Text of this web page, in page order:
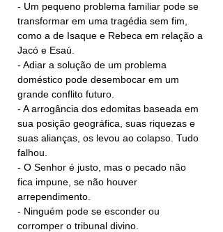
- Um pequeno problema familiar pode se
transformar em uma tragédia sem fim,
como a de Isaque e Rebeca em relação a
Jacó e Esaú.
- Adiar a solução de um problema
doméstico pode desembocar em um
grande conflito futuro.
- A arrogância dos edomitas baseada em
sua posição geográfica, suas riquezas e
suas alianças, os levou ao colapso. Tudo
falhou.
- O Senhor é justo, mas o pecado não
fica impune, se não houver
arrependimento.
- Ninguém pode se esconder ou
corromper o tribunal divino.